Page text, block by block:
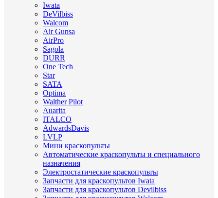
Iwata
DeVilbiss
Walcom
Air Gunsa
AirPro
Sagola
DURR
One Tech
Star
SATA
Optima
Walther Pilot
Auarita
ITALCO
AdwardsDavis
LVLP
Мини краскопульты
Автоматические краскопульты и специального
назначения
Электростатические краскопульты
Запчасти для краскопультов Iwata
Запчасти для краскопультов Devilbiss